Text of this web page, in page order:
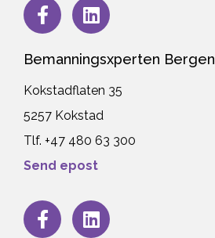
Bemanningsxperten Bergen
Kokstadflaten 35
5257 Kokstad
Tlf. +47 480 63 300
Send epost